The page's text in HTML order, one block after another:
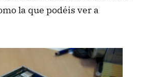
la que podéis ver a